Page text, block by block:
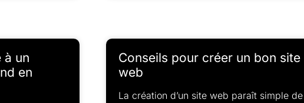
à un
en
Conseils pour créer un bon site
web
La création d’un site web paraît simple de